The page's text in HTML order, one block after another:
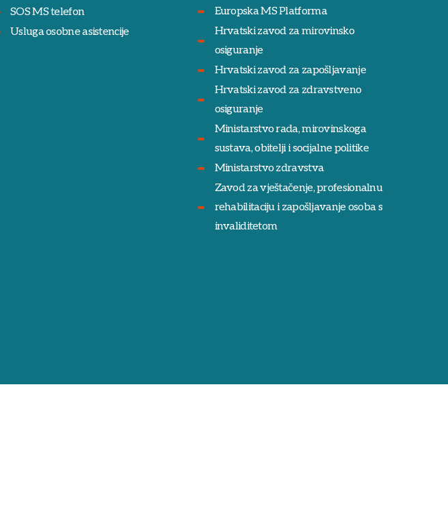
SOS MS telefon
Usluga osobne asistencije
Europska MS Platforma
Hrvatski zavod za mirovinsko
osiguranje
Hrvatski zavod za zapošljavanje
Hrvatski zavod za zdravstveno
osiguranje
Ministarstvo rada, mirovinskoga
sustava, obitelji i socijalne politike
Ministarstvo zdravstva
Zavod za vještačenje, profesionalnu
rehabilitaciju i zapošljavanje osoba s
invaliditetom